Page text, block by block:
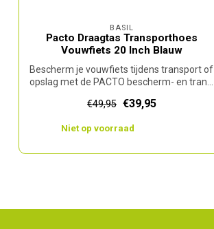
BASIL
Pacto Draagtas Transporthoes
Vouwfiets 20 Inch Blauw
Bescherm je vouwfiets tijdens transport of
opslag met de PACTO bescherm- en tran...
€49,95 €39,95
Niet op voorraad